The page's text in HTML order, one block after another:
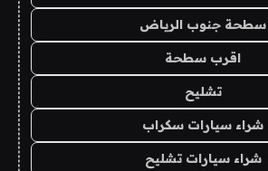
سطحة جنوب الرياض
اقرب سطحة
تشليح
شراء سيارات سكراب
شراء سيارات تشليح